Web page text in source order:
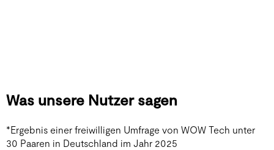
Was unsere Nutzer sagen
*Ergebnis einer freiwilligen Umfrage von WOW Tech unter
30 Paaren in Deutschland im Jahr 2025